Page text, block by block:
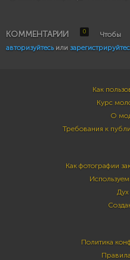
КОММЕНТАРИИ 0
Чтобы
авторизуйтесьили
Как
Курс
О
Требования к
Как фотографии
Дух
Политика